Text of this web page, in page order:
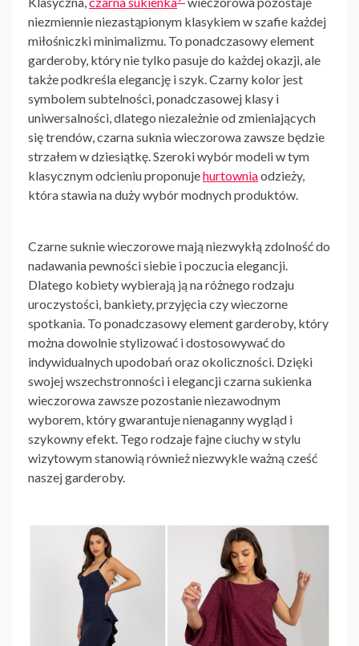
niezmiennie niezastąpionym klasykiem w szafie każdej
miłośniczki minimalizmu. To ponadczasowy element
garderoby, który nie tylko pasuje do każdej okazji, ale
także podkreśla elegancję i szyk. Czarny kolor jest
symbolem subtelności, ponadczasowej klasy i
uniwersalności, dlatego niezależnie od zmieniających
się trendów, czarna suknia wieczorowa zawsze będzie
strzałem w dziesiątkę. Szeroki wybór modeli w tym
klasycznym odcieniu proponujehurtowniaodzieży,
która stawia na duży wybór modnych produktów.
Czarne suknie wieczorowemają niezwykłą zdolność do
nadawania pewności siebie i poczucia elegancji.
Dlatego kobiety wybierają ją na różnego rodzaju
uroczystości, bankiety, przyjęcia czy wieczorne
spotkania. To ponadczasowy element garderoby, który
można dowolnie stylizować i dostosowywać do
indywidualnych upodobań oraz okoliczności. Dzięki
swojej wszechstronności i elegancji czarnasukienka
wieczorowa zawsze pozostanie niezawodnym
wyborem, który gwarantuje nienaganny wygląd i
szykowny efekt. Tego rodzajefajne ciuchyw stylu
wizytowym stanowią również niezwykle ważną cześć
naszej garderoby.